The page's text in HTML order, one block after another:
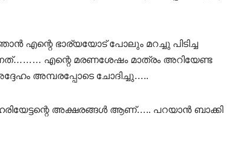
ഭാര്യയോട് പോലും മറച്ചു പിടിച്ച
എന്റെ മരണശേഷം മാത്രം അറിയേണ്ട
അമ്പരപ്പോടെ ചോദിച്ചു…..
അക്ഷരങ്ങൾ ആണ്….. പറയാൻ ബാക്കി